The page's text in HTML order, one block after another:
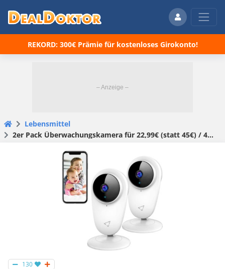
REKORD: 300€ Prämie für kostenloses Girokonto!
Lebensmittel
2er Pack Überwachungskamera für 22,99€ (statt 45€) / 4er Pack für 42,99€ (statt 85€)
130